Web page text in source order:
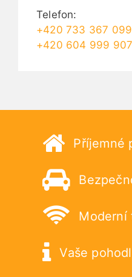
Telefon:
+420 733 367 099
+420 604 999 907
Příjemné
Moderní
Vaše